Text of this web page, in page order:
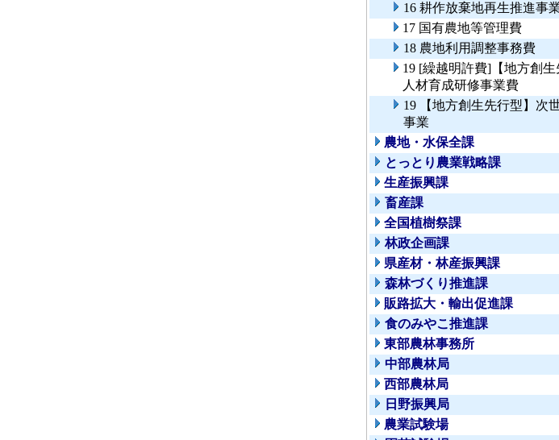
16 耕作放棄地再生推進事
17 国有農地等管理費
18 農地利用調整事務費
19 [繰越明許費]【地方創
人材育成研修事業費
19 【地方創生先行型】次
事業
農地・水保全課
とっとり農業戦略課
生産振興課
畜産課
全国植樹祭課
林政企画課
県産材・林産振興課
森林づくり推進課
販路拡大・輸出促進課
食のみやこ推進課
東部農林事務所
中部農林局
西部農林局
日野振興局
農業試験場